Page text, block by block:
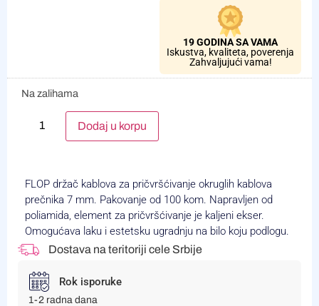
19 GODINA SA VAMA
Iskustva, kvaliteta, poverenja
Zahvaljujući vama!
Na zalihama
Dodaj u korpu
FLOP držač kablova za pričvršćivanje okruglih kablova
prečnika 7 mm. Pakovanje od 100 kom. Napravljen od
poliamida, element za pričvršćivanje je kaljeni ekser.
Omogućava laku i estetsku ugradnju na bilo koju podlogu.
Dostava na teritoriji cele Srbije
Rok isporuke
1-2 radna dana